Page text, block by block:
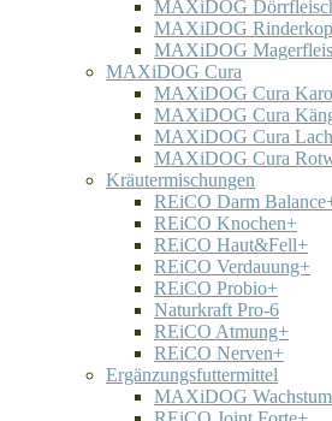
MAXiDOG
MAXiDOG
MAXiDOG
MAXiDOG Cura
MAXiDOG Cura
MAXiDOG Cura
MAXiDOG Cura
MAXiDOG Cura
Kräutermischungen
REiCO Darm
REiCO Knochen+
REiCO Haut&Fell+
REiCO Verdauung+
REiCO Probio+
Naturkraft Pro-6
REiCO Atmung+
REiCO Nerven+
Ergänzungsfuttermittel
MAXiDOG